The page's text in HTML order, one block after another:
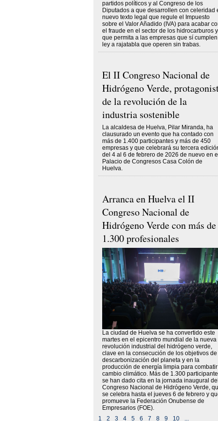
partidos políticos y al Congreso de los
Diputados a que desarrollen con celeridad
nuevo texto legal que regule el Impuesto
sobre el Valor Añadido (IVA) para acabar
el fraude en el sector de los hidrocarburos y
que permita a las empresas que sí
ley a rajatabla que operen sin trabas.
El II Congreso Nacional de
Hidrógeno Verde,
de la revolución de la
industria sostenible
La alcaldesa de Huelva, Pilar Miranda, ha
clausurado un evento que ha contado con
más de 1.400 participantes y más de 450
empresas y que celebrará su tercera
del 4 al 6 de febrero de 2026 de nuevo en
Palacio de Congresos Casa Colón de
Huelva.
Arranca en Huelva el II
Congreso Nacional de
Hidrógeno Verde con más de
1.300 profesionales
La ciudad de Huelva se ha convertido este
martes en el epicentro mundial de la nueva
revolución industrial del hidrógeno verde,
clave en la consecución de los objetivos de
descarbonización del planeta y en la
producción de energía limpia para
cambio climático. Más de 1.300
se han dado cita en la jornada inaugural
Congreso Nacional de Hidrógeno Verde,
se celebra hasta el jueves 6 de febrero y
promueve la Federación Onubense de
Empresarios (FOE).
1
2 3 4 5 6 7 8 9 10 ...